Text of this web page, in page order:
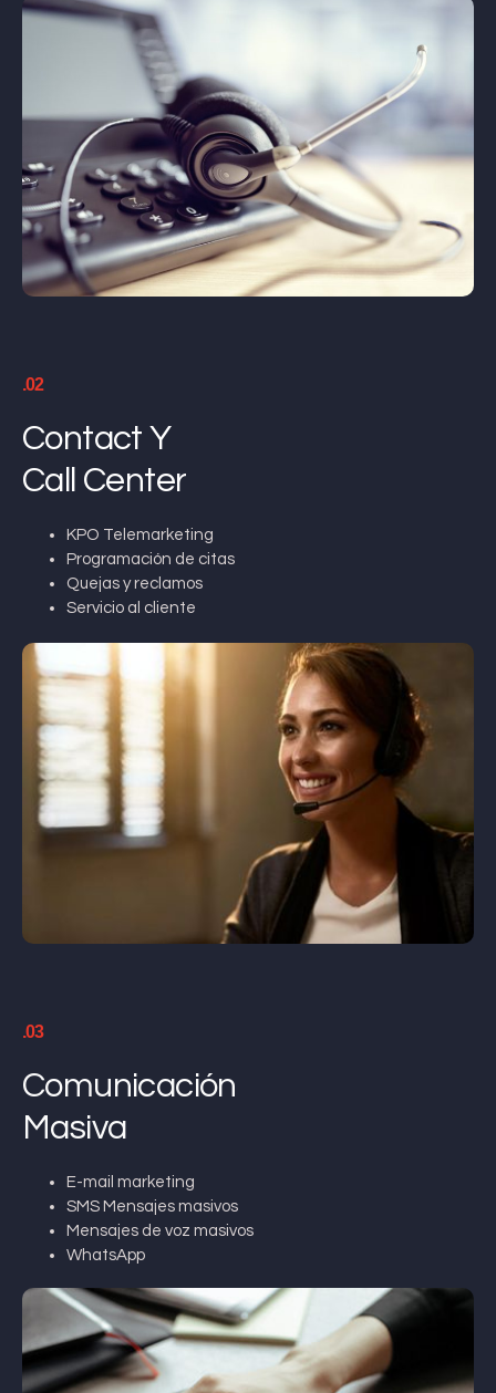
.02
Contact Y
Call Center
KPO Telemarketing
Programación de citas
Quejas y reclamos
Servicio al cliente
.03
Comunicación
Masiva
E-mail marketing
SMS Mensajes masivos
Mensajes de voz masivos
WhatsApp